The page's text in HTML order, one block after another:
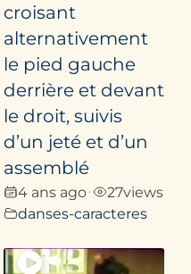
croisant
alternativement
le pied gauche
derrière et devant
le droit, suivis
d’un jeté et d’un
assemblé
4 ans ago• 27views
danses-caracteres